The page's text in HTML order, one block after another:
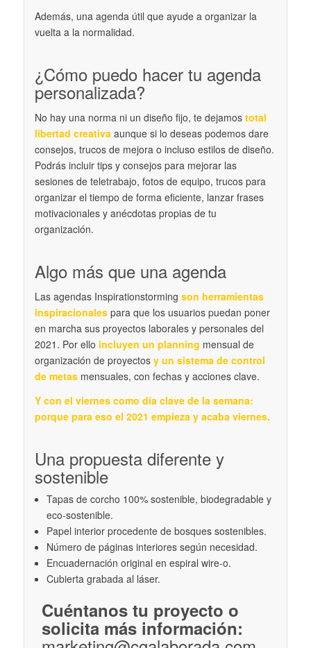
Además, una agenda útil que ayude a organizar la
vuelta a la normalidad.
¿Cómo puedo hacer tu agenda
personalizada?
No hay una norma ni un diseño fijo, te dejamos total
libertad creativa aunque si lo deseas podemos dare
consejos, trucos de mejora o incluso estilos de diseño.
Podrás incluir tips y consejos para mejorar las
sesiones de teletrabajo, fotos de equipo, trucos para
organizar el tiempo de forma eficiente, lanzar frases
motivacionales y anécdotas propias de tu
organización.
Algo más que una agenda
Las agendas Inspirationstorming son herramientas
inspiracionalespara que los usuarios puedan poner
en marcha sus proyectos laborales y personales del
2021. Por ello incluyen un planning mensual de
organización de proyectos y un sistema de control
de metasmensuales, con fechas y acciones clave.
Y con el viernes como día clave de la semana:
porque para eso el 2021 empieza y acaba viernes.
Una propuesta diferente y
sostenible
Tapas de corcho 100% sostenible, biodegradable y
eco-sostenible.
Papel interior procedente de bosques sostenibles.
Número de páginas interiores según necesidad.
Encuadernación original en espiral wire-o.
Cubierta grabada al láser.
Cuéntanos tu proyecto o
solicita más información: